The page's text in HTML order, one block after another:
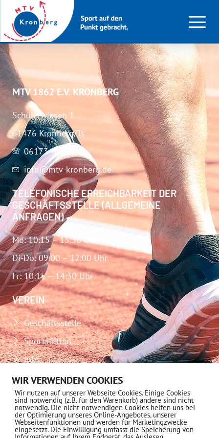
Schwimmen
MTV 1862 E.V. KRONBERG
Schülerwiesen 1
61476 Kronberg/Ts
06173-67283
info@mtv-kronberg.de
TELEFONISCHE ERREICHBARKEIT DER
GESCHÄFTSSTELLE (ALLGEMEINE
ANFRAGEN)
Mo: 10:15 – 15:30 Uhr
Di-Do: 09:00 – 12:00 Uhr
Fr: 10:15 – 14:30 Uhr
VEREIN
Geschäftsstelle
Sportstätten
Jobs
Download-Center
Impressum
Datenschutz
WIR VERWENDEN COOKIES
Wir nutzen auf unserer Webseite Cookies. Einige Cookies
sind notwendig (z.B. für den Warenkorb) andere sind nicht
notwendig. Die nicht-notwendigen Cookies helfen uns bei
der Optimierung unseres Online-Angebotes, unserer
Webseitenfunktionen und werden für Marketingzwecke
eingesetzt. Die Einwilligung umfasst die Speicherung von